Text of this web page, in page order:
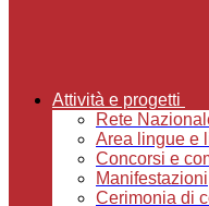
Attività e progetti
Rete
Area lingue e
Concorsi e
Cerimonia di